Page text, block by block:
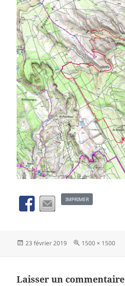
IMPRIMER
Publié
le
23 février 2019
Taille
1500 × 1500
Laisser un commentaire